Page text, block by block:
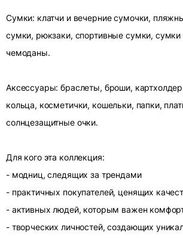
Сумки: клатчи и вечерние сумочки,
сумки, рюкзаки, спортивные сумки,
чемоданы.
Аксессуары: браслеты, броши,
кольца, косметички, кошельки, папки,
солнцезащитные очки.
Для кого эта коллекция:
- модниц, следящих за трендами
- практичных покупателей, ценящих
- активных людей, которым важен
- творческих личностей, создающих